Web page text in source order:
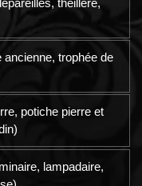
theillere,
trophée de
potiche pierre et
lampadaire,